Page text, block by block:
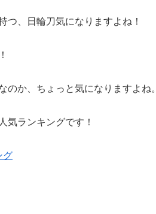
つ、日輪刀気になりますよね！
のか、ちょっと気になりますよね
気ランキングです！
グ